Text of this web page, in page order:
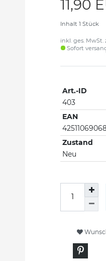
11,90
Inhalt 1 Stück
inkl. ges. MwSt.
Sofort
Art.-ID
403
EAN
Zustand
Neu